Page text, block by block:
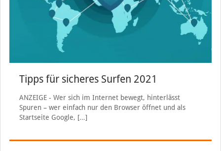
Tipps für sicheres Surfen 2021
ANZEIGE - Wer sich im Internet bewegt, hinterlässt
Spuren – wer einfach nur den Browser öffnet und als
Startseite Google, […]